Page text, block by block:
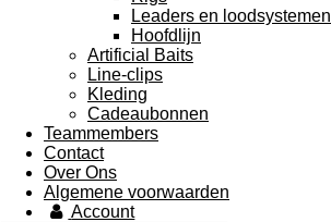
Leaders en loodsystemen
Hoofdlijn
Artificial Baits
Line-clips
Kleding
Cadeaubonnen
Teammembers
Contact
Over Ons
Algemene voorwaarden
Account